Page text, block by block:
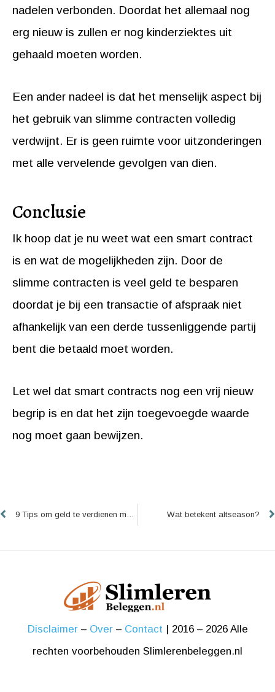
nadelen verbonden. Doordat het allemaal nog
erg nieuw is zullen er nog kinderziektes uit
gehaald moeten worden.
Een ander nadeel is dat het menselijk aspect bij
het gebruik van slimme contracten volledig
verdwijnt. Er is geen ruimte voor uitzonderingen
met alle vervelende gevolgen van dien.
Conclusie
Ik hoop dat je nu weet wat een smart contract
is en wat de mogelijkheden zijn. Door de
slimme contracten is veel geld te besparen
doordat je bij een transactie of afspraak niet
afhankelijk van een derde tussenliggende partij
bent die betaald moet worden.
Let wel dat smart contracts nog een vrij nieuw
begrip is en dat het zijn toegevoegde waarde
nog moet gaan bewijzen.
Vorige 9 Tips om geld te verdienen met crypto Wat betekent altseason?
Disclaimer– Over– Contact | 2016 – 2026 Alle
rechten voorbehouden Slimlerenbeleggen.nl